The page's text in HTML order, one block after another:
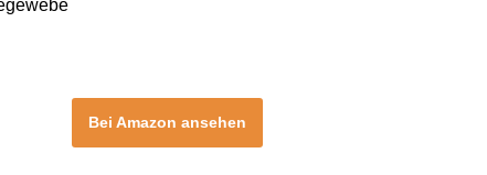
Bei Amazon ansehen